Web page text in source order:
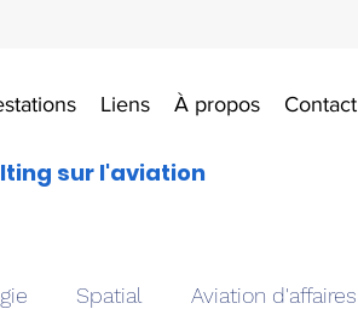
Liens À propos Contact
sur l'aviation
Spatial Aviation d'affaires